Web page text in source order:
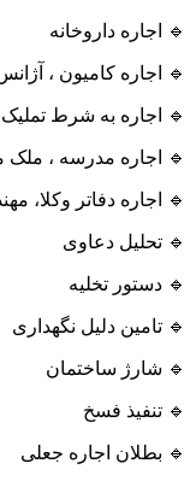
🔹 اجاره داروخانه
🔹 اجاره کامیون ،
🔹 اجاره به شرط تملیک
🔹 اجاره مدرسه ، ملک
🔹 اجاره دفاتر وکلا،
🔹 تحلیل دعاوی
🔹 دستور تخلیه
🔹 تامین دلیل نگهداری
🔹 شارژ ساختمان
🔹 تنفیذ فسخ
🔹 بطلان اجاره جعلی